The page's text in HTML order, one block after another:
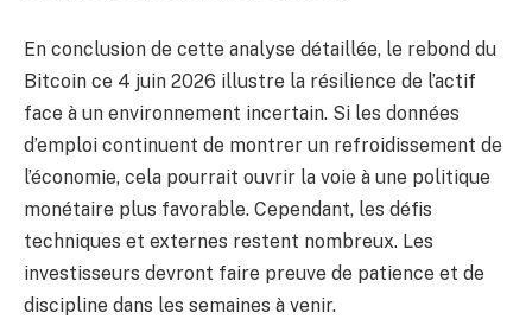
En conclusion de cette analyse détaillée, le rebond du
Bitcoin ce 4 juin 2026 illustre la résilience de l’actif
face à un environnement incertain. Si les données
d’emploi continuent de montrer un refroidissement de
l’économie, cela pourrait ouvrir la voie à une politique
monétaire plus favorable. Cependant, les défis
techniques et externes restent nombreux. Les
investisseurs devront faire preuve de patience et de
discipline dans les semaines à venir.